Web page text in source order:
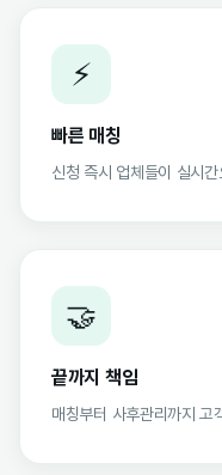
⚡
빠른 매칭
신청 즉시 업체들이 실시
🤝
끝까지 책임
매칭부터 사후관리까지 고